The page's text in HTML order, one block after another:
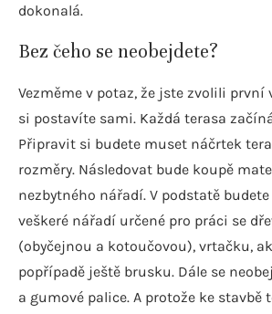
dokonalá.
Bez čeho se neobejdete?
Vezměme v potaz, že jste zvolili první
si postavíte sami. Každá terasa
Připravit si budete muset náčrtek
rozměry. Následovat bude koupě
nezbytného nářadí. V podstatě
veškeré nářadí určené pro práci se
(obyčejnou a kotoučovou), vrtačku,
popřípadě ještě brusku. Dále se
a gumové palice. A protože ke stavbě